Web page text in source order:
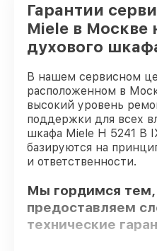
Гарантии
Miele в Москве
духового
В нашем сервисном
расположенном в
высокий уровень
поддержки для всех
шкафа Miele H 5241 B
базируются на
и ответственности.
Мы гордимся тем,
предоставляем
технические